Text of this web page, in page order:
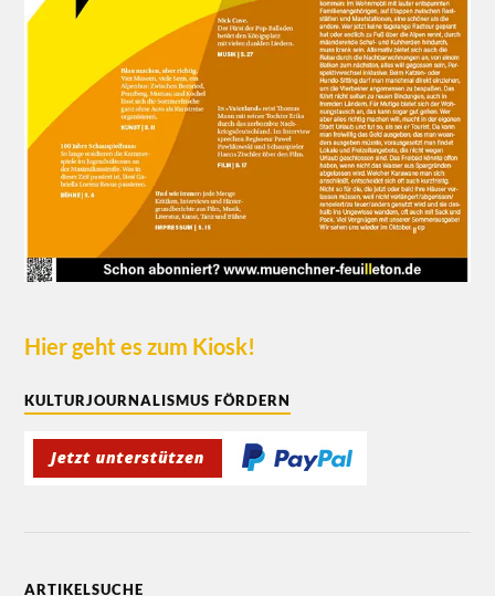
Hier geht es zum Kiosk!
KULTURJOURNALISMUS FÖRDERN
ARTIKELSUCHE